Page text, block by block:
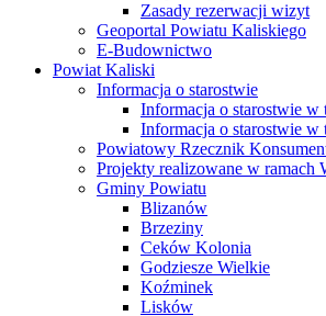
Zasady rezerwacji wizyt
Geoportal Powiatu Kaliskiego
E-Budownictwo
Powiat Kaliski
Informacja o starostwie
Informacja o starostwie w
Informacja o starostwie
Powiatowy Rzecznik
Projekty realizowane w ramach
Gminy Powiatu
Blizanów
Brzeziny
Ceków Kolonia
Godziesze Wielkie
Koźminek
Lisków